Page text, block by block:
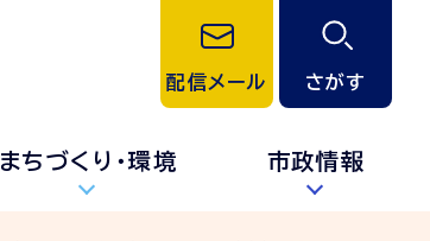
配信メール さがす
まちづくり・環境 市政情報